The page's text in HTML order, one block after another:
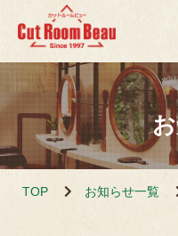
TOP お知らせ一覧